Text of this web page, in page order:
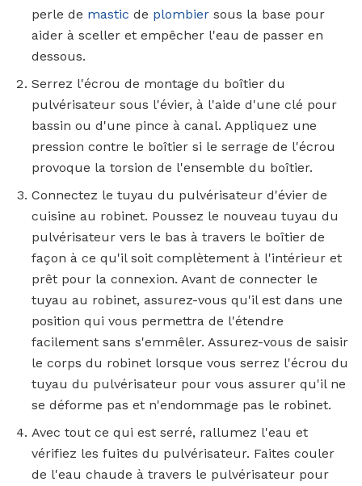
perle de mastic de plombier sous la base pour
aider à sceller et empêcher l'eau de passer en
dessous.
Serrez l'écrou de montage du boîtier du
pulvérisateur sous l'évier, à l'aide d'une clé pour
bassin ou d'une pince à canal. Appliquez une
pression contre le boîtier si le serrage de l'écrou
provoque la torsion de l'ensemble du boîtier.
Connectez le tuyau du pulvérisateur d'évier de
cuisine au robinet. Poussez le nouveau tuyau du
pulvérisateur vers le bas à travers le boîtier de
façon à ce qu'il soit complètement à l'intérieur et
prêt pour la connexion. Avant de connecter le
tuyau au robinet, assurez-vous qu'il est dans une
position qui vous permettra de l'étendre
facilement sans s'emmêler. Assurez-vous de saisir
le corps du robinet lorsque vous serrez l'écrou du
tuyau du pulvérisateur pour vous assurer qu'il ne
se déforme pas et n'endommage pas le robinet.
Avec tout ce qui est serré, rallumez l'eau et
vérifiez les fuites du pulvérisateur. Faites couler
de l'eau chaude à travers le pulvérisateur pour